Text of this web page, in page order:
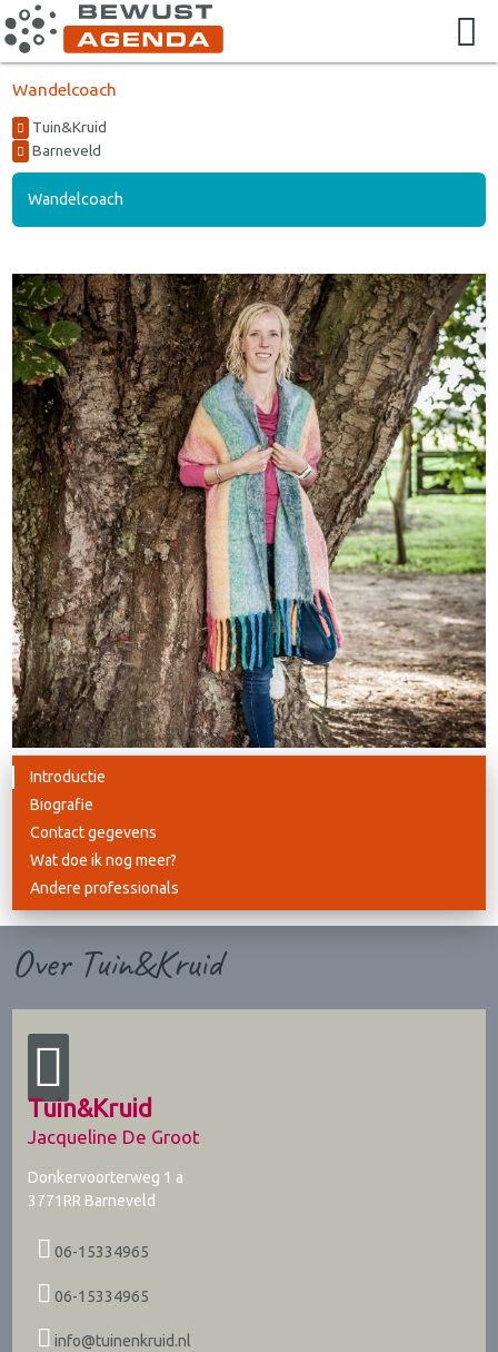
Wandelcoach
Tuin&Kruid
Barneveld
Wandelcoach
Introductie
Biografie
Contact gegevens
Wat doe ik nog meer?
Andere professionals
Over Tuin&Kruid
Tuin&Kruid
Jacqueline De Groot
Donkervoorterweg 1 a
3771RR Barneveld
06-15334965
06-15334965
info@tuinenkruid.nl